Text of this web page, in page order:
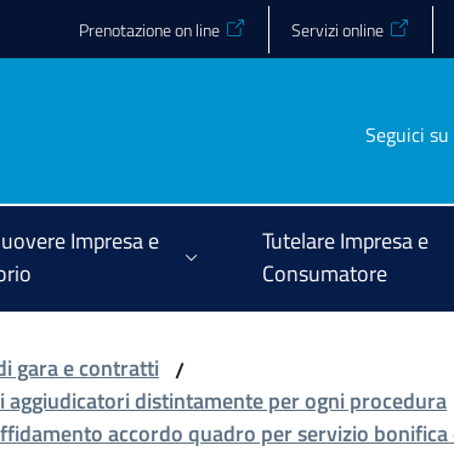
Prenotazione on line Servizi online
Seguici su
Impresa e
Tutelare Impresa e
Consumatore
gara e contratti /
distintamente per ogni procedura
accordo quadro per servizio bonifica